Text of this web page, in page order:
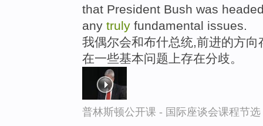
that President Bush was
any truly fundamental issues.
我偶尔会和布什总统,前进的方
在一些基本问题上存在分歧。
普林斯顿公开课 - 国际座谈会课程节选